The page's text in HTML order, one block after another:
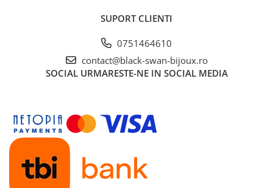
SUPORT CLIENTI
0751464610
contact@black-swan-bijoux.ro
SOCIAL URMARESTE-NE IN SOCIAL MEDIA